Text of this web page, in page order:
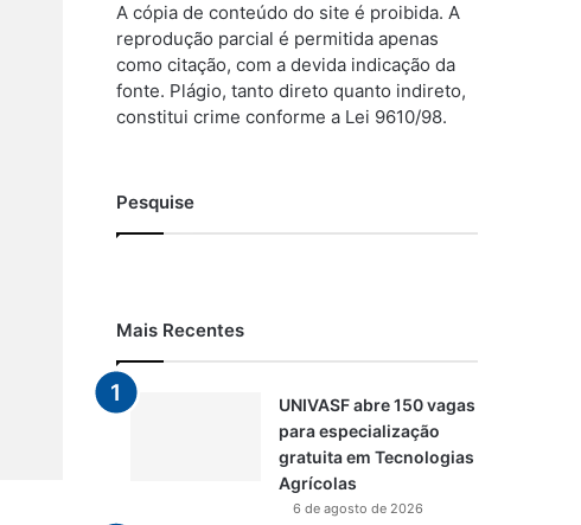
A cópia de conteúdo do site é proibida. A
reprodução parcial é permitida apenas
como citação, com a devida indicação da
fonte. Plágio, tanto direto quanto indireto,
constitui crime conforme a Lei 9610/98.
Pesquise
Mais Recentes
UNIVASF abre 150 vagas
para especialização
gratuita em Tecnologias
Agrícolas
6 de agosto de 2026